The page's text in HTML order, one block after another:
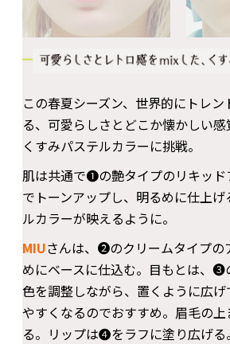
この春夏シーズン、世界的にトレン
る、可愛らしさとどこか懐かしい
くすみパステルカラーに挑戦。
肌は共通で❶の艶タイプのリキッド
でトーンアップし、明るめに仕上
ルカラーが映えるように。
MIUさんは、❷のクリームタイプの
めにベースに仕込む。目もとは、❸
色を調整しながら、置くように広げ
やすくなるのでおすすめ。眉毛の
る。リップは❹をラフに塗り広げる。